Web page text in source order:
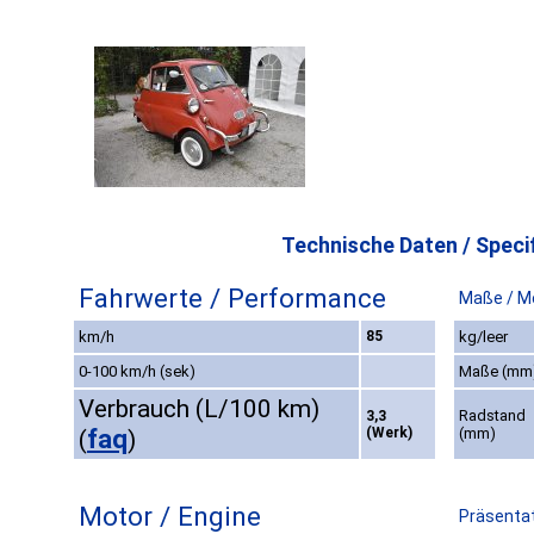
Technische Daten /
Fahrwerte / Performance Maße /
km/h 85
kg/leer
0-100 km/h (sek)
Maße
Verbrauch (L/100 km)
(faq)
3,3
(Werk)
Radstand
(mm)
Motor / Engine